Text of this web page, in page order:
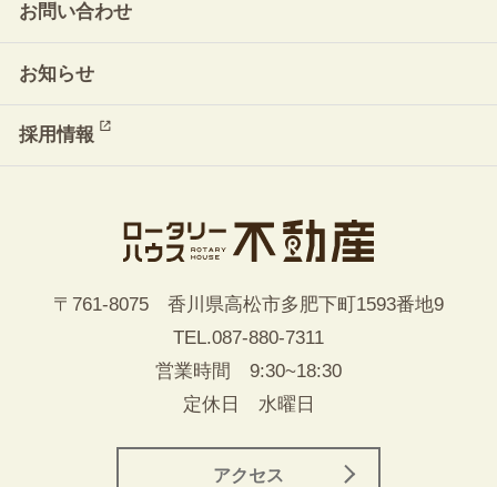
お問い合わせ
お知らせ
採用情報
〒761-8075 香川県高松市多肥下町1593番地9
TEL.087-880-7311
営業時間 9:30~18:30
定休日 水曜日
アクセス